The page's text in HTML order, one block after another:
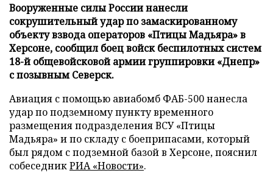
Вооруженные силы России нанесли
сокрушительный удар по замаскированному
объекту взвода операторов «Птицы Мадьяра» в
Херсоне, сообщил боец войск беспилотных систем
18-й общевойсковой армии группировки «Днепр»
с позывным Северск.
Авиация с помощью авиабомб ФАБ-500 нанесла
удар по подземному пункту временного
размещения подразделения ВСУ «Птицы
Мадьяра» и по складу с боеприпасами, который
был рядом с подземной базой в Херсоне, пояснил
собеседникРИА «Новости».